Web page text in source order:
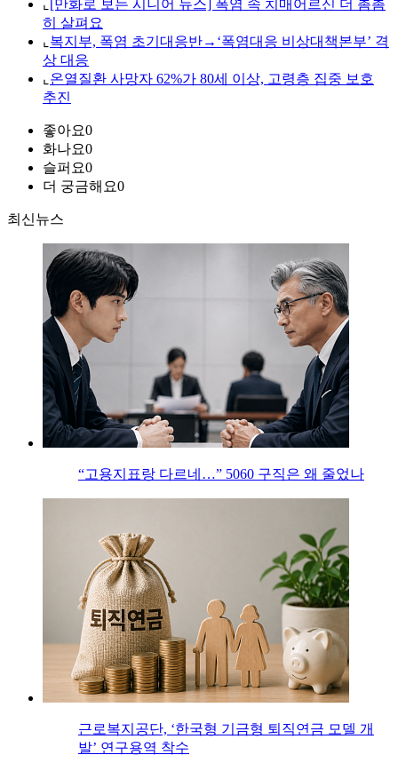
⌞ [만화로 보는 시니어 뉴스] 폭염 속 치매어르신 더 촘촘
히 살펴요
⌞ 복지부, 폭염 초기대응반→‘폭염대응 비상대책본부’ 격
상 대응
⌞ 온열질환 사망자 62%가 80세 이상, 고령층 집중 보호
추진
좋아요0
화나요0
슬퍼요0
더 궁금해요0
최신뉴스
“고용지표랑 다르네…” 5060 구직은 왜 줄었나
근로복지공단, ‘한국형 기금형 퇴직연금 모델 개
발’ 연구용역 착수